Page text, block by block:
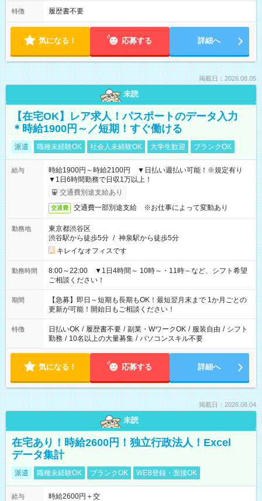
特徴 履歴書不要
気になる！ 応募する 詳細へ
掲載日：2026.08.05
未読
【在宅OK】レア求人！パスポートのデータ入力
＊時給1900円～／短期！すぐ働ける
派遣 職種未経験OK 社会人未経験OK 大学生歓迎 ブランクOK
給与
時給1900円～時給2100円 ▼日払い週払い可能！※規定有り
▼1日6時間勤務で日収1万以上！
交通費別途支給あり
交通費 交通費一部別途支給 ※お仕事によって変動あり
勤務地
東京都渋谷区
渋谷駅から徒歩5分 / 神泉駅から徒歩5分
キレイなオフィスです
勤務時間
8:00～22:00 ▼1日4時間～ 10時～・11時～など、シフト希望
ご相談ください！
期間
【急募】即日～短期も長期もOK！最短翌月末まで 1か月ごとの
更新が可能！開始日もご相談ください！
特徴 日払いOK / 履歴書不要 / 副業・WワークOK / 服装自由 / シフト
勤務 / 10名以上の大量募集 / パソコンスキル不要
気になる！ 応募する 詳細へ
掲載日：2026.08.04
未読
在宅あり！時給2600円！独立行政法人！Excel
データ集計
派遣 職種未経験OK ブランクOK WEB登録・面接OK
給与
時給2600円＋交